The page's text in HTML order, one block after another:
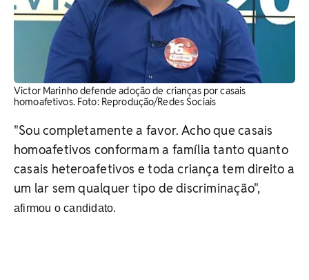
Victor Marinho defende adoção de crianças por casais
homoafetivos. Foto: Reprodução/Redes Sociais
"Sou completamente a favor. Acho que casais
homoafetivos conformam a família tanto quanto
casais heteroafetivos e toda criança tem direito a
um lar sem qualquer tipo de discriminação",
afirmou o candidato.